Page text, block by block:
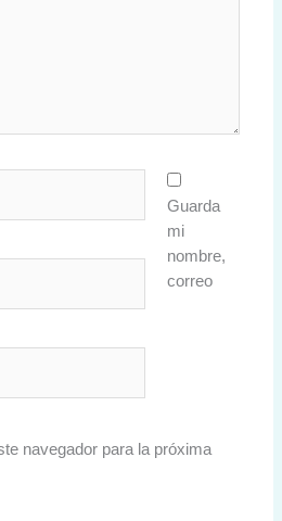
Guarda
mi
nombre,
correo
navegador para la próxima